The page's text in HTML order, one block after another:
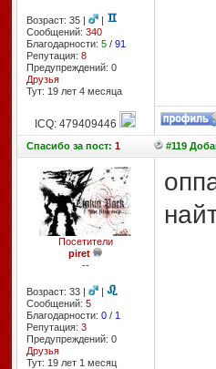
Возраст: 35 |
|
Сообщений: 340
Благодарности: 5/ 91
Репутация: 8
Предупреждений: 0
Друзья
Тут: 19 лет 4 месяцa
ICQ: 479409446
Спасибоза пост: 1 #119
Посетители
piret
--
Возраст: 33 |
|
Сообщений: 5
Благодарности: 0/ 1
Репутация: 3
Предупреждений: 0
Друзья
Тут: 19 лет 1 месяц